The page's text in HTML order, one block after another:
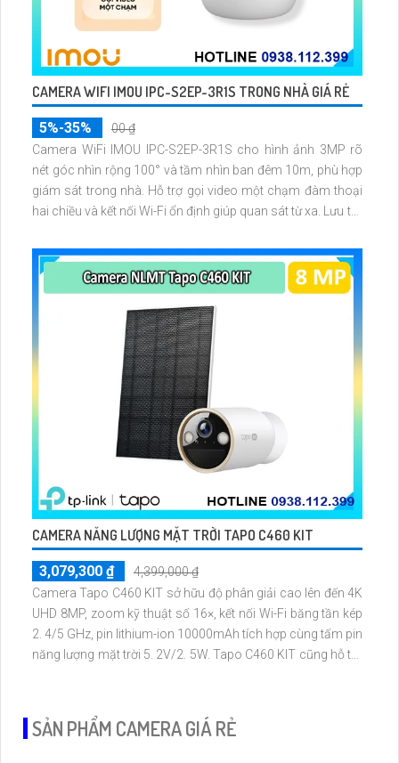
CAMERA WIFI IMOU IPC-S2EP-3R1S TRONG NHÀ GIÁ RẺ
5%-35%
00 ₫
Camera WiFi IMOU IPC-S2EP-3R1S cho hình ảnh 3MP rõ
nét góc nhìn rộng 100° và tầm nhìn ban đêm 10m, phù hợp
giám sát trong nhà. Hỗ trợ gọi video một chạm đàm thoại
hai chiều và kết nối Wi-Fi ổn định giúp quan sát từ xa. Lưu trữ
dễ lắp đặt cho gia đình và văn phòng nhỏ.
CAMERA NĂNG LƯỢNG MẶT TRỜI TAPO C460 KIT
3,079,300 ₫
4,399,000 ₫
Camera Tapo C460 KIT sở hữu độ phân giải cao lên đến 4K
UHD 8MP, zoom kỹ thuật số 16×, kết nối Wi-Fi băng tần kép
2. 4/5 GHz, pin lithium-ion 10000mAh tích hợp cùng tấm pin
năng lượng mặt trời 5. 2V/2. 5W. Tapo C460 KIT cũng hỗ trợ
SẢN PHẨM CAMERA GIÁ RẺ